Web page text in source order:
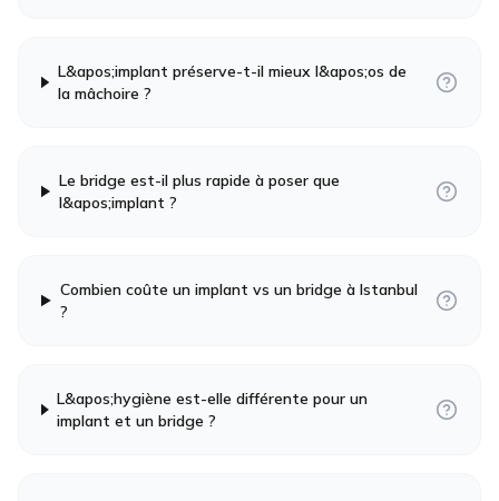
L&apos;implant préserve-t-il mieux l&apos;os de
la mâchoire ?
Le bridge est-il plus rapide à poser que
l&apos;implant ?
Combien coûte un implant vs un bridge à Istanbul
?
L&apos;hygiène est-elle différente pour un
implant et un bridge ?